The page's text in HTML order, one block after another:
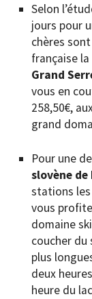
Selon
jours pour
chères
française
Grand
vous en
258,50€,
grand
Pour une
slovène de
stations les
vous
domaine
coucher du
plus
deux
heure du